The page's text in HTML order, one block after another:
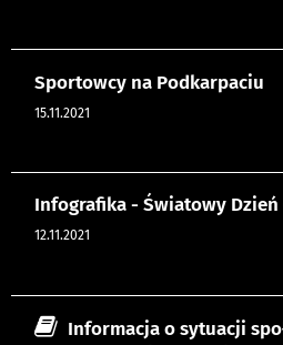
Sportowcy na Podkarpaciu
15.11.2021
Infografika - Światowy Dzień
12.11.2021
Informacja o sytuacji